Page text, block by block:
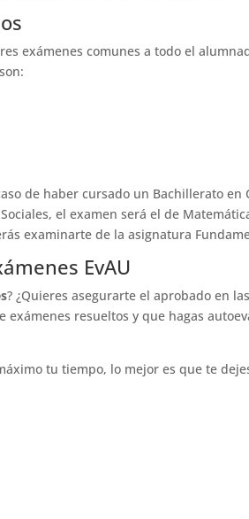
exámenes comunes a todo el
de haber cursado un Bachillerato
el examen será el de
examinarte de la asignatura
EvAU
? ¿Quieres asegurarte el aprobado en
exámenes resueltos y que hagas
tu tiempo, lo mejor es que te